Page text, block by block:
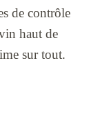
de contrôle
haut de
sur tout.